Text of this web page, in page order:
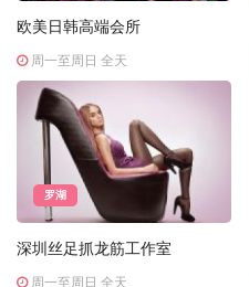
欧美日韩高端会所
周一至周日 全天
罗湖
深圳丝足抓龙筋工作室
周一至周日 全天